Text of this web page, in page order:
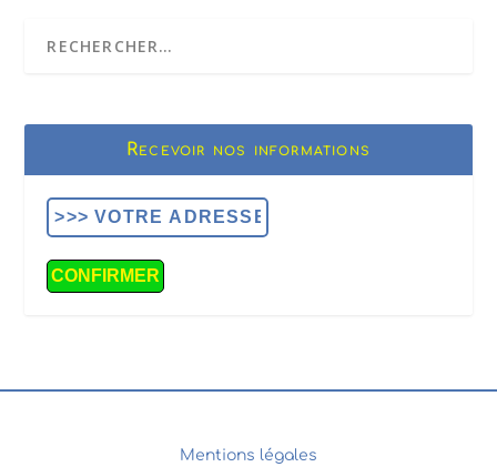
Recevoir nos informations
Mentions légales